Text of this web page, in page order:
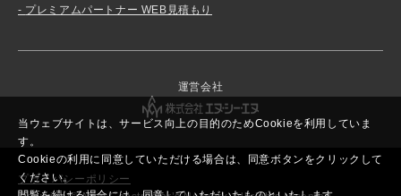
当ウェブサイトは、サービス向上の目的のためCookieを利用していま
す。
Cookieの利用に同意していただける場合は、同意ボタンをクリックして
ください。
プレミアムパートナー WEB見積もり
運営会社
プライバシーポリシー